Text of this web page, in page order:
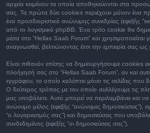
αρχεία κειμένου τα οποία αποθηκεύονται στα
σας. Τα πρώτα δύο cookies περιέχουν μόνον ένα
ένα προσδιοριστικό ανώνυμης συνεδρίας (εφεξής
από το λογισμικό phpBB. Ένα τρίτο cookie θα
μέσα στο “Hellas Saab Forum” και χρησιμοποιείται
αναγνωσθεί, βελτιώνοντας έτσι την εμπειρία σας ως
Είναι πιθανόν επίσης να δημιουργήσουμε cookies
πλοήγησή σας στο “Hellas Saab Forum”, αν και
εγγράφου, το οποίο καλύπτει μόνο τις σελίδες που
Ο δεύτερος τρόπος με τον οποίο συλλέγουμε τις
μας υποβάλετε. Αυτό μπορεί να περιλαμβάνει και να
ανώνυμο μέλος (εφεξής “ανώνυμες δημοσιεύσεις”),
“ο λογαριασμός σας”) και δημοσιεύσεις που
συνδεδεμένος (εφεξής “οι δημοσιεύσεις σας”).